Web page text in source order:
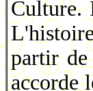
Culture.
partir
accorde